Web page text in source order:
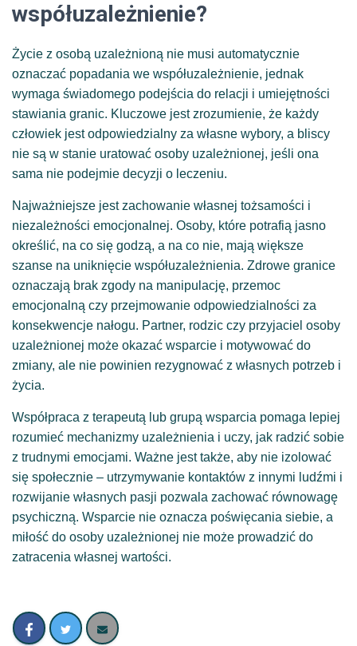
współuzależnienie?
Życie z osobą uzależnioną nie musi automatycznie
oznaczać popadania we współuzależnienie, jednak
wymaga świadomego podejścia do relacji i umiejętności
stawiania granic. Kluczowe jest zrozumienie, że każdy
człowiek jest odpowiedzialny za własne wybory, a bliscy
nie są w stanie uratować osoby uzależnionej, jeśli ona
sama nie podejmie decyzji o leczeniu.
Najważniejsze jest zachowanie własnej tożsamości i
niezależności emocjonalnej. Osoby, które potrafią jasno
określić, na co się godzą, a na co nie, mają większe
szanse na uniknięcie współuzależnienia. Zdrowe granice
oznaczają brak zgody na manipulację, przemoc
emocjonalną czy przejmowanie odpowiedzialności za
konsekwencje nałogu. Partner, rodzic czy przyjaciel osoby
uzależnionej może okazać wsparcie i motywować do
zmiany, ale nie powinien rezygnować z własnych potrzeb i
życia.
Współpraca z terapeutą lub grupą wsparcia pomaga lepiej
rozumieć mechanizmy uzależnienia i uczy, jak radzić sobie
z trudnymi emocjami. Ważne jest także, aby nie izolować
się społecznie – utrzymywanie kontaktów z innymi ludźmi i
rozwijanie własnych pasji pozwala zachować równowagę
psychiczną. Wsparcie nie oznacza poświęcania siebie, a
miłość do osoby uzależnionej nie może prowadzić do
zatracenia własnej wartości.